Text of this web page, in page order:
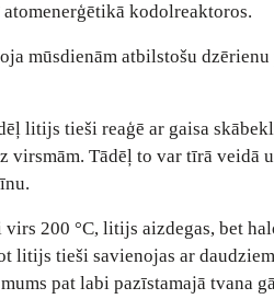
kodolreaktoros.
mūsdienām atbilstošu dzērienu
litijs tieši reaģē ar gaisa
virsmām. Tādēļ to var tīrā veidā
200 °C, litijs aizdegas, bet
litijs tieši savienojas ar
pat labi pazīstamajā tvana